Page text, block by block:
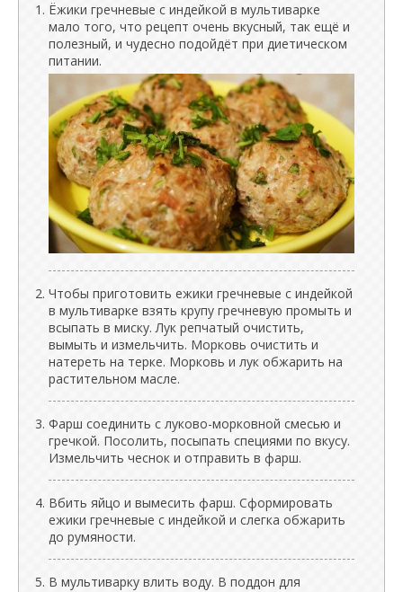
Ёжики гречневые с индейкой в мультиварке
мало того, что рецепт очень вкусный, так ещё и
полезный, и чудесно подойдёт при диетическом
питании.
Чтобы приготовить ежики гречневые с индейкой
в мультиварке взять крупу гречневую промыть и
всыпать в миску. Лук репчатый очистить,
вымыть и измельчить. Морковь очистить и
натереть на терке. Морковь и лук обжарить на
растительном масле.
Фарш соединить с луково-морковной смесью и
гречкой. Посолить, посыпать специями по вкусу.
Измельчить чеснок и отправить в фарш.
Вбить яйцо и вымесить фарш. Сформировать
ежики гречневые с индейкой и слегка обжарить
до румяности.
В мультиварку влить воду. В поддон для